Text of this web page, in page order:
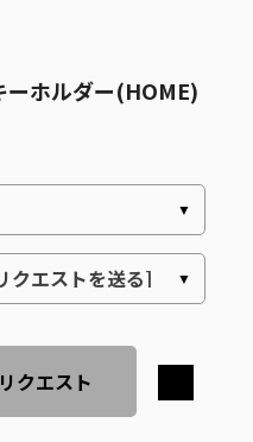
ホルダー(HOME)
クエスト